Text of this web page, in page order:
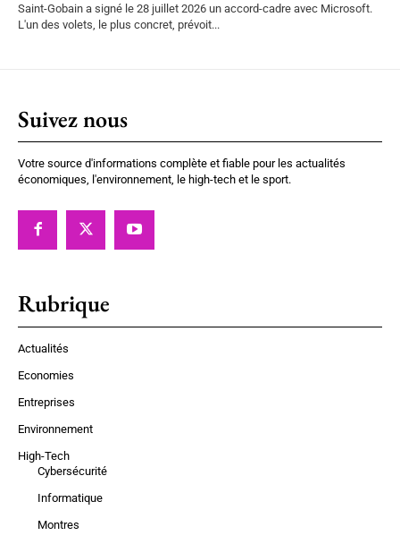
Saint-Gobain a signé le 28 juillet 2026 un accord-cadre avec Microsoft.
L'un des volets, le plus concret, prévoit...
Suivez nous
Votre source d'informations complète et fiable pour les actualités
économiques, l'environnement, le high-tech et le sport.
Rubrique
Actualités
Economies
Entreprises
Environnement
High-Tech
Cybersécurité
Informatique
Montres